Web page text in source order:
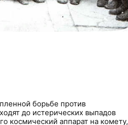
борьбе против
до истерических выпадов
космический аппарат на комету,